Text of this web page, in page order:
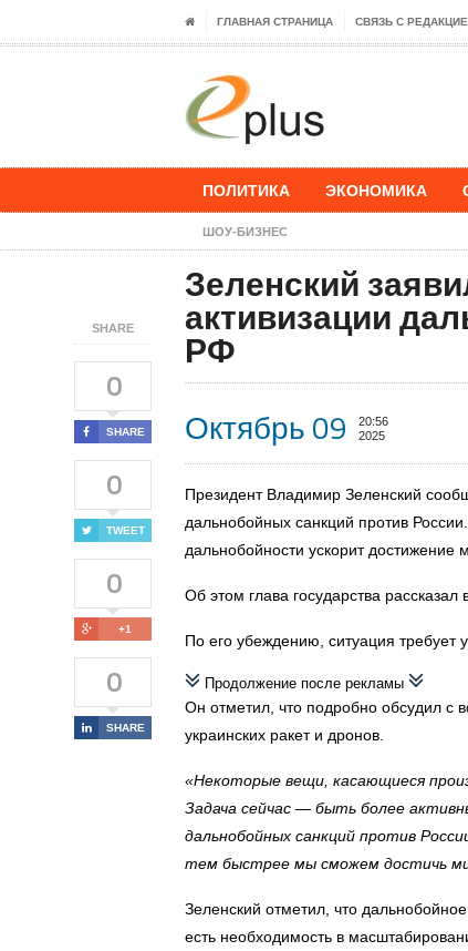
ГЛАВНАЯ СТРАНИЦА СВЯЗЬ С
ПОЛИТИКА ЭКОНОМИКА
ШОУ-БИЗНЕС
SHARE
0
SHARE
0
TWEET
0
+1
0
SHARE
Зеленский
активизации
РФ
Октябрь 09
20:56
2025
Президент Владимир Зеленский
дальнобойных санкций против
дальнобойности ускорит достижение
Об этом глава государства
По его убеждению, ситуация требует
Продолжение после рекламы
Он отметил, что подробно обсудил с
украинских ракет и дронов.
«Некоторые вещи, касающиеся
Задача сейчас — быть более
дальнобойных санкций против
тем быстрее мы сможем достичь
Зеленский отметил, что
есть необходимость в